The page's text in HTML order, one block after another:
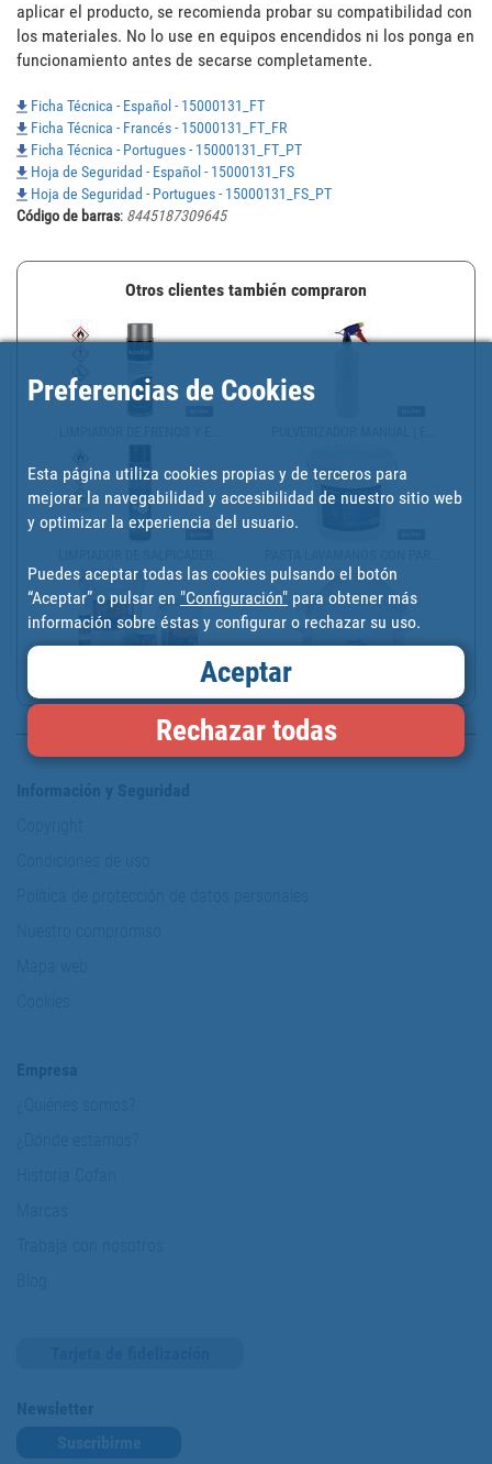
aplicar el producto, se recomienda probar su compatibilidad con
los materiales. No lo use en equipos encendidos ni los ponga en
funcionamiento antes de secarse completamente.
Ficha Técnica - Español - 15000131_FT
Ficha Técnica - Francés - 15000131_FT_FR
Ficha Técnica - Portugues - 15000131_FT_PT
Hoja de Seguridad - Español - 15000131_FS
Hoja de Seguridad - Portugues - 15000131_FS_PT
Código de barras: 8445187309645
Otros clientes también compraron
CARTUCHO DE GRASA DE LI... SET 2 MASCARILLAS FFP2D...
Preferencias de Cookies
Esta página utiliza cookies propias y de terceros para
mejorar la navegabilidad y accesibilidad de nuestro sitio web
y optimizar la experiencia del usuario.
Puedes aceptar todas las cookies pulsando el botón
“Aceptar” o pulsar en "Configuración" para obtener más
información sobre éstas y configurar o rechazar su uso.
Aceptar
Rechazar todas